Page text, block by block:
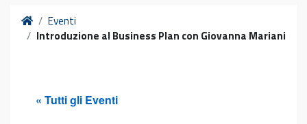
HomeEventi
Introduzione al Business Plan con Giovanna Mariani
« Tutti gli Eventi